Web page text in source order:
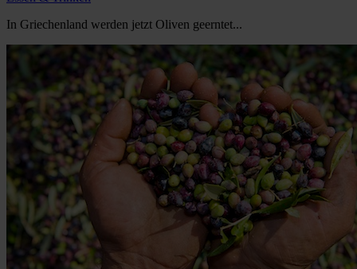
In Griechenland werden jetzt Oliven geerntet...